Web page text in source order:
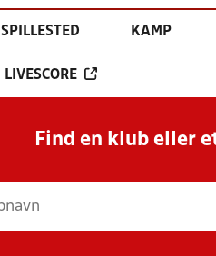
SPILLESTED KAMP
LIVESCORE
Find en klub eller